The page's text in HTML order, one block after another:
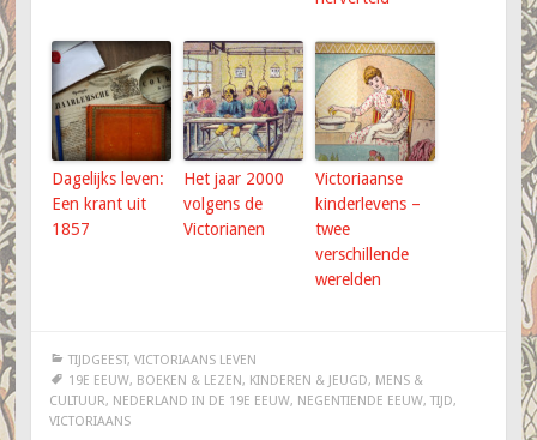
Dagelijks leven:
Een krant uit
1857
Het jaar 2000
volgens de
Victorianen
Victoriaanse
kinderlevens –
twee
verschillende
werelden
TIJDGEEST, VICTORIAANS LEVEN
19E EEUW, BOEKEN & LEZEN, KINDEREN & JEUGD, MENS &
CULTUUR, NEDERLAND IN DE 19E EEUW, NEGENTIENDE EEUW, TIJD,
VICTORIAANS